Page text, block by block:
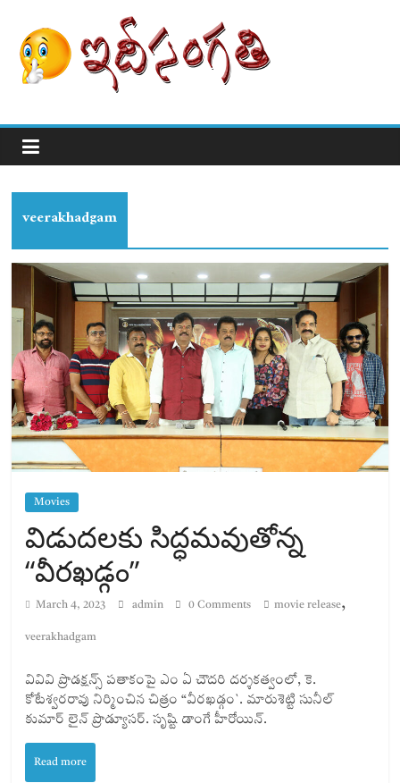
veerakhadgam
Movies
విడుద‌ల‌కు సిద్ధ‌మ‌వుతోన్న
“వీరఖడ్గం”
March 4, 2023 admin 0 Comments movie release,
veerakhadgam
వివివి ప్రొడక్షన్స్ పతాకంపై ఎం ఏ చౌదరి దర్శకత్వంలో, కె.
కోటేశ్వరరావు నిర్మించిన చిత్రం “వీరఖడ్గం`. మారుశెట్టి సునీల్
కుమార్ లైన్ ప్రొడ్యూస‌ర్‌. సృష్టి డాంగే హీరోయిన్‌.
Read more